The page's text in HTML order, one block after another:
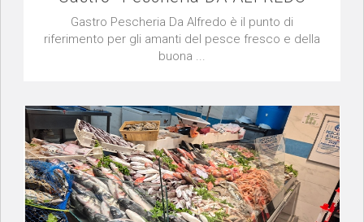
Gastro Pescheria Da Alfredo è il punto di
riferimento per gli amanti del pesce fresco e della
buona ...